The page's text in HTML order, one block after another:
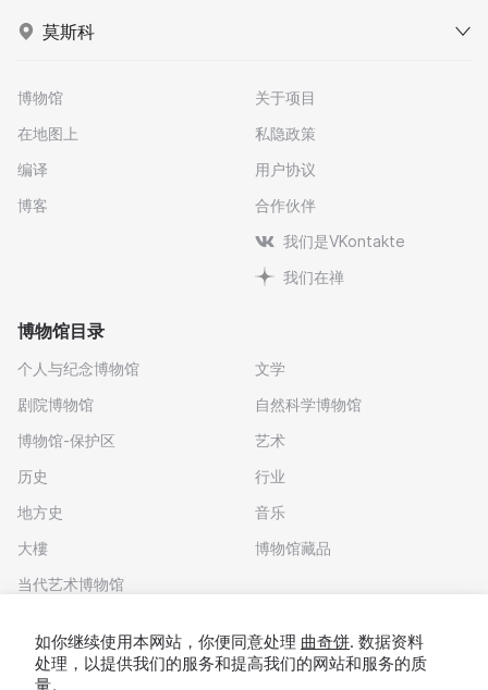
莫斯科
博物馆
在地图上
编译
博客
关于项目
私隐政策
用户协议
合作伙伴
我们是VKontakte
我们在禅
博物馆目录
个人与纪念博物馆
剧院博物馆
博物馆-保护区
历史
地方史
大樓
当代艺术博物馆
文学
自然科学博物馆
艺术
行业
音乐
博物馆藏品
如你继续使用本网站，你便同意处理 曲奇饼. 数据资料
处理，以提供我们的服务和提高我们的网站和服务的质
量。